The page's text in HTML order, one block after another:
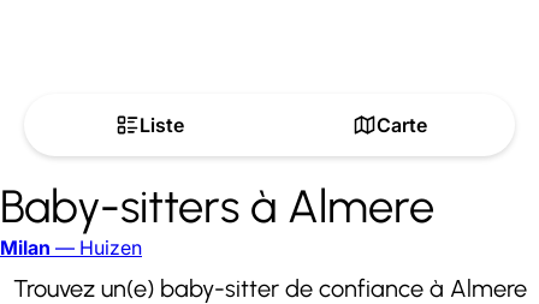
Liste Carte
Baby-sitters à Almere
Milan — Huizen
Trouvez un(e) baby-sitter de confiance à Almere